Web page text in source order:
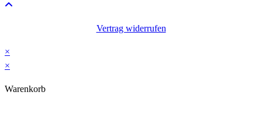
Vertrag widerrufen
×
×
Warenkorb